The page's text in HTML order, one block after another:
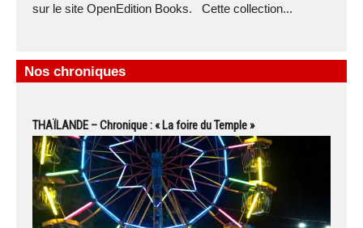
sur le site OpenEdition Books. Cette collection...
Nos chroniques
THAÏLANDE – Chronique : « La foire du Temple »